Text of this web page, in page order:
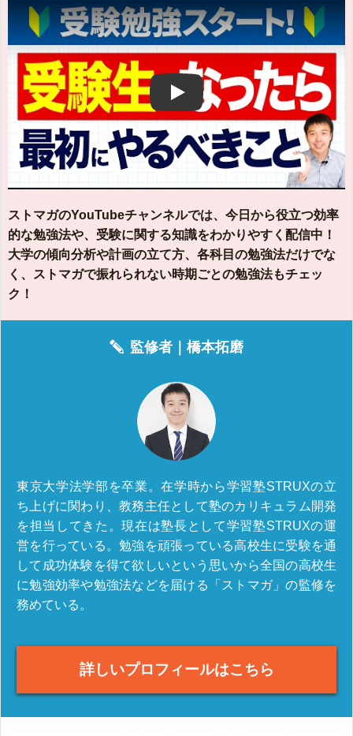
Play
ストマガのYouTubeチャンネルでは、今日から役立つ効率
的な勉強法や、受験に関する知識をわかりやすく配信中！
大学の傾向分析や計画の立て方、各科目の勉強法だけでな
く、ストマガで振れられない時期ごとの勉強法もチェッ
ク！
監修者｜橋本拓磨
東京大学法学部を卒業。在学時から学習塾STRUXの立
ち上げに関わり、教務主任として塾のカリキュラム開発
を担当してきた。現在は塾長として学習塾STRUXの運
営を行っている。勉強を頑張っている高校生に受験を通
して成功体験を得て欲しいという思いから全国の高校生
に勉強効率や勉強法などを届ける「ストマガ」の監修を
務めている。
詳しいプロフィールはこちら